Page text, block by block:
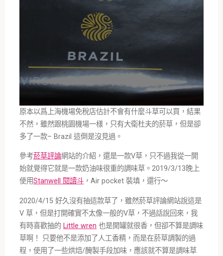
原本以爲上海機場免稅店估計不會有什麼斗草可以買，結果
不然，雖然跟桃園機場一樣，只有大衛杜夫的菸草，但是卻
多了一款– Brazil 這倒是沒見過。
參考菸草評論網站的介紹，還是一款V草，只不過我從一開
始就覺得它就是一款奶油味很重的調味草。2019/3/13晚上
使用Stanwell 閱讀斗，Air pocket 裝填，還行～
2020/4/15 好久沒有抽這款草了，雖然菸草評論網站說這是
V 草，但是打開確實不太像一般的V草，不過話說回來，我
有時喜歡抽的 Little wren 也是開罐就很香，但卻不算是調味
草啊！ 只要他不是添加了人工香精，而是在菸草調製的過
程，使用了一些烘焙/醃製手段加味，應該就不算是調味草